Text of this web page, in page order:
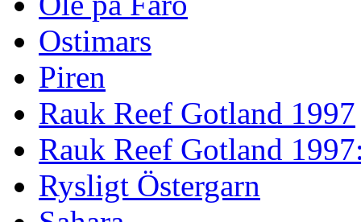
Ostimars
Piren
Rauk Reef Gotland 1997
Rauk Reef Gotland
Rysligt Östergarn